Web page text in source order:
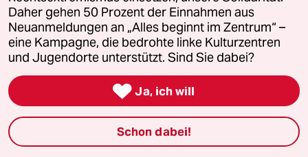
Kantine
Shop
Anzeigen
Daher gehen 50 Prozent der Einnahmen aus
Neuanmeldungen an „Alles beginnt im Zentrum“ –
eine Kampagne, die bedrohte linke Kulturzentren
und Jugendorte unterstützt. Sind Sie dabei?
 Ja, ich will
Schon dabei!